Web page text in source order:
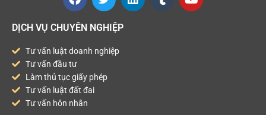
DỊCH VỤ CHUYÊN NGHIỆP
Tư vấn luật doanh nghiệp
Tư vấn đầu tư
Làm thủ tục giấy phép
Tư vấn luật đất đai
Tư vấn hôn nhân